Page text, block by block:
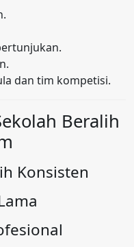
dan tim kompetisi.
Beralih
Konsisten